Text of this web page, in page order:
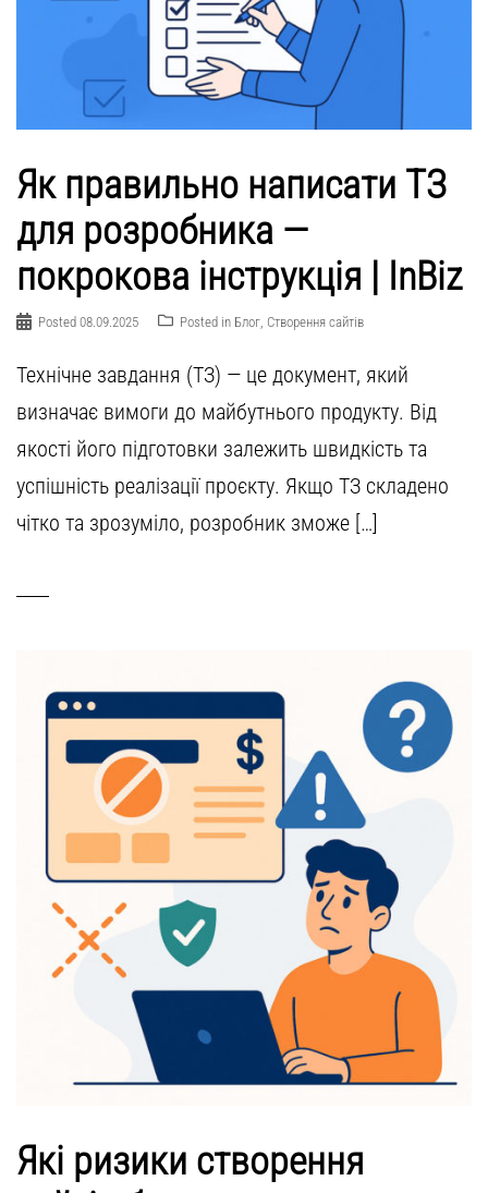
Як правильно написати ТЗ
для розробника —
покрокова інструкція | InBiz
Posted 08.09.2025 Posted in Блог Створення сайтів
Технічне завдання (ТЗ) — це документ, який
визначає вимоги до майбутнього продукту. Від
якості його підготовки залежить швидкість та
успішність реалізації проєкту. Якщо ТЗ складено
чітко та зрозуміло, розробник зможе […]
Які ризики створення